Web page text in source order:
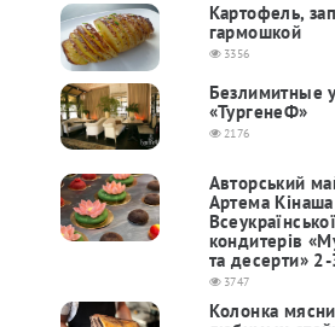
Картофель,
гармошкой
3356
Безлимитные
«ТургенеФ»
2176
Авторський
Артема
кондитерів
та десерти»
3747
Колонка